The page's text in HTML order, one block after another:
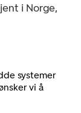
i Norge,
systemer
vi å